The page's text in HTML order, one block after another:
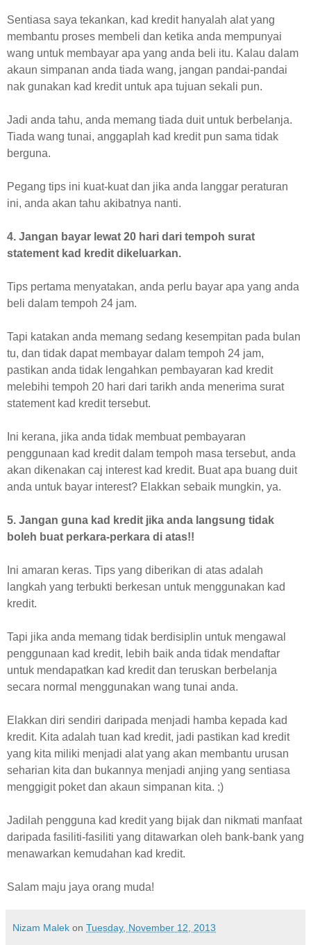
Sentiasa saya tekankan, kad kredit hanyalah alat yang
membantu proses membeli dan ketika anda mempunyai
wang untuk membayar apa yang anda beli itu. Kalau dalam
akaun simpanan anda tiada wang, jangan pandai-pandai
nak gunakan kad kredit untuk apa tujuan sekali pun.
Jadi anda tahu, anda memang tiada duit untuk berbelanja.
Tiada wang tunai, anggaplah kad kredit pun sama tidak
berguna.
Pegang tips ini kuat-kuat dan jika anda langgar peraturan
ini, anda akan tahu akibatnya nanti.
4. Jangan bayar lewat 20 hari dari tempoh surat
statement kad kredit dikeluarkan.
Tips pertama menyatakan, anda perlu bayar apa yang anda
beli dalam tempoh 24 jam.
Tapi katakan anda memang sedang kesempitan pada bulan
tu, dan tidak dapat membayar dalam tempoh 24 jam,
pastikan anda tidak lengahkan pembayaran kad kredit
melebihi tempoh 20 hari dari tarikh anda menerima surat
statement kad kredit tersebut.
Ini kerana, jika anda tidak membuat pembayaran
penggunaan kad kredit dalam tempoh masa tersebut, anda
akan dikenakan caj interest kad kredit. Buat apa buang duit
anda untuk bayar interest? Elakkan sebaik mungkin, ya.
5. Jangan guna kad kredit jika anda langsung tidak
boleh buat perkara-perkara di atas!!
Ini amaran keras. Tips yang diberikan di atas adalah
langkah yang terbukti berkesan untuk menggunakan kad
kredit.
Tapi jika anda memang tidak berdisiplin untuk mengawal
penggunaan kad kredit, lebih baik anda tidak mendaftar
untuk mendapatkan kad kredit dan teruskan berbelanja
secara normal menggunakan wang tunai anda.
Elakkan diri sendiri daripada menjadi hamba kepada kad
kredit. Kita adalah tuan kad kredit, jadi pastikan kad kredit
yang kita miliki menjadi alat yang akan membantu urusan
seharian kita dan bukannya menjadi anjing yang sentiasa
menggigit poket dan akaun simpanan kita. ;)
Jadilah pengguna kad kredit yang bijak dan nikmati manfaat
daripada fasiliti-fasiliti yang ditawarkan oleh bank-bank yang
menawarkan kemudahan kad kredit.
Salam maju jaya orang muda!
Nizam Malek on Tuesday, November 12, 2013